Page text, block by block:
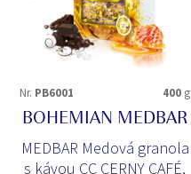
Nr. PB6001 400 g
BOHEMIAN MEDBAR
MEDBAR Medová granola
s kávou CC CERNY CAFÉ,